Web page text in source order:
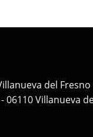
del Fresno
06110 Villanueva